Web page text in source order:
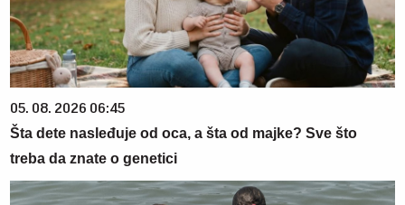
05. 08. 2026 06:45
Šta dete nasleđuje od oca, a šta od majke? Sve što
treba da znate o genetici